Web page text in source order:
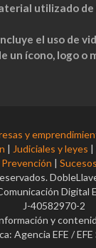
utilizado
el uso de
un ícono, logo o
y
| Judiciales y leyes |
Prevención | Sucesos
Digital
J-40582970-2
y
Agencia EFE /